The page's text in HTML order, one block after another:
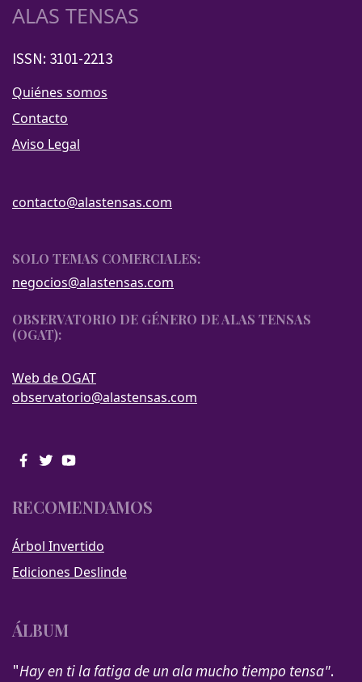
ALAS TENSAS
ISSN: 3101-2213
Quiénes somos
Contacto
Aviso Legal
contacto@alastensas.com
SOLO TEMAS COMERCIALES:
negocios@alastensas.com
OBSERVATORIO DE GÉNERO DE ALAS TENSAS
(OGAT):
Web de OGAT
observatorio@alastensas.com
RECOMENDAMOS
Árbol Invertido
Ediciones Deslinde
ÁLBUM
"Hay en ti la fatiga de un ala mucho tiempo tensa".